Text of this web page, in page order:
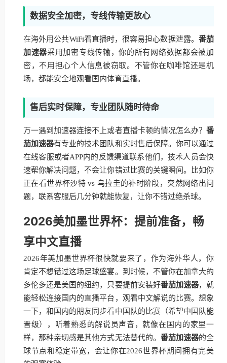
数据安全加密，专线传输更放心
在海外用公共WiFi看直播时，很容易担心数据泄露。 番茄
加速器采用加密专线传输，你的所有网络数据都会被加
密，不用担心个人信息被窃取。不管你在咖啡馆还是机
场，都能安全地观看国内体育直播。
售后实时保障，专业团队随时待命
万一遇到加速器连接不上或者直播卡顿的情况怎么办？ 番
茄加速器有专业的技术团队和实时售后保障。你可以通过
在线客服或者APP内的反馈渠道联系他们，技术人员会快
速帮你解决问题，不会让你错过比赛的关键瞬间。比如你
正在看世界杯沙特 vs 乌拉圭的补时阶段，突然网络出问
题，联系客服后几分钟就能恢复，让你不错过绝杀球。
2026美加墨世界杯：提前准备，畅
享中文直播
2026年美加墨世界杯很快就要来了，作为海外华人，你
肯定不想错过这场足球盛宴。到时候，不管你在加拿大的
多伦多还是美国的纽约，只要提前安装好番茄加速器，就
能轻松连接国内的直播平台，观看中文解说的比赛。想象
一下，和国内的朋友同步看中国队的比赛（希望中国队能
晋级），听着熟悉的解说员声音，就像在国内的家里一
样，那种亲切感是其他方式无法替代的。 番茄加速器的全
球节点和稳定带宽，会让你在2026世界杯期间拥有完美